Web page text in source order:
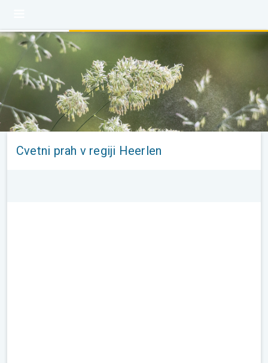
Cvetni prah v regiji Heerlen